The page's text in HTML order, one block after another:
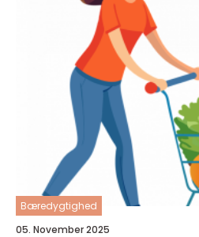
Bæredygtighed
05. November 2025